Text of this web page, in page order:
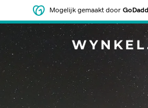
Mogelijk gemaakt door